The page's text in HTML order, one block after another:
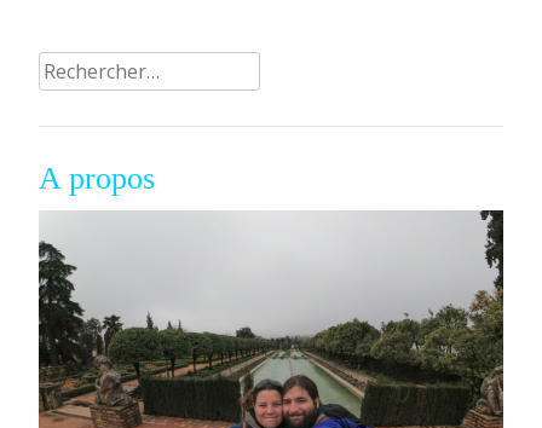
déceptions »
articles
Rechercher :
A propos